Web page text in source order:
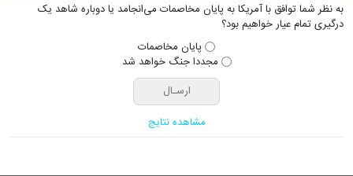
به نظر شما توافق با آمریکا به پایان مخاصمات می‌انجامد یا دوباره شاهد یک
درگیری تمام عیار خواهیم بود؟
پایان مخاصمات
مجددا جنگ خواهد شد
مشاهده نتایج